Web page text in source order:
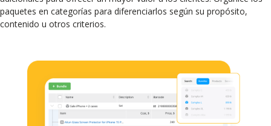
paquetes en categorías para diferenciarlos según su propósito,
contenido u otros criterios.